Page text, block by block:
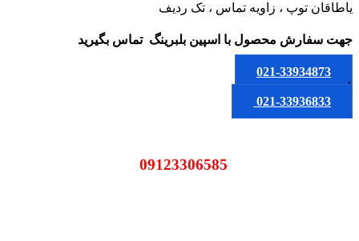
یاطاقان توپ ، زاویه تماس ، تک ردیف
جهت سفارش محصول با اسپین بلبرینگ تماس بگیرید
021-33934873
یا
021-33936833